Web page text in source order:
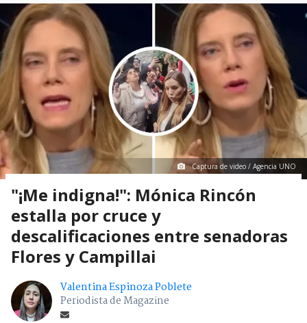
Captura de video / Agencia UNO
"¡Me indigna!": Mónica Rincón
estalla por cruce y
descalificaciones entre senadoras
Flores y Campillai
Valentina Espinoza Poblete
Periodista de Magazine